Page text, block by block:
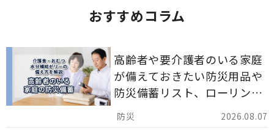
おすすめコラム
2026.08.07
高齢者や要介護者のいる家庭
が備えておきたい防災用品や
防災備蓄リスト、ローリング
ストックのポイントについて
解説します。